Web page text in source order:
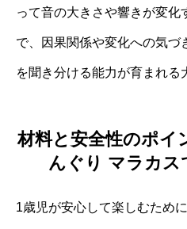
って音の大きさや響きが変化
で、因果関係や変化への気づ
を聞き分ける能力が育まれる
材料と安全性のポイ
んぐり マラカス
1歳児が安心して楽しむため